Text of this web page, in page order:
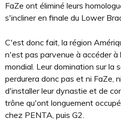
FaZe ont éliminé leurs
s'incliner en finale du Lower
C'est donc fait, la région
n'est pas parvenue à accéder à
mondial. Leur domination sur la
perdurera donc pas et ni FaZe,
d'installer leur dynastie et de
trône qu'ont longuement
chez PENTA, puis G2.